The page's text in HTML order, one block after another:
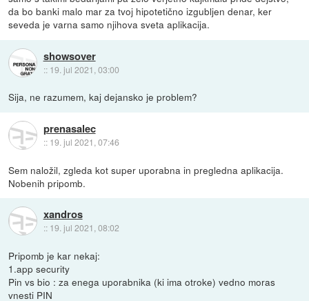
da bo banki malo mar za tvoj hipotetično izgubljen denar, ker
seveda je varna samo njihova sveta aplikacija.
showsover
:: 19. jul 2021, 03:00
Sija, ne razumem, kaj dejansko je problem?
prenasalec
:: 19. jul 2021, 07:46
Sem naložil, zgleda kot super uporabna in pregledna aplikacija.
Nobenih pripomb.
xandros
:: 19. jul 2021, 08:02
Pripomb je kar nekaj:
1.app security
Pin vs bio : za enega uporabnika (ki ima otroke) vedno moras
vnesti PIN